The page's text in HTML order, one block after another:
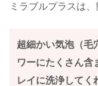
ミラブルプラスは、
超細かい気泡（毛
ワーにたくさん含
レイに洗浄してく